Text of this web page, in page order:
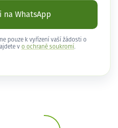
na WhatsApp
pouze k vyřízení vaší žádosti o
v o ochraně soukromí .